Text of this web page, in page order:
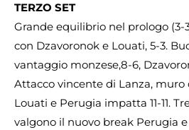
TERZO SET
Grande equilibrio nel prologo (3-
con Dzavoronok e Louati, 5-3.
vantaggio monzese,8-6,
Attacco vincente di Lanza, muro
Louati e Perugia impatta 11-11.
valgono il nuovo break Perugia